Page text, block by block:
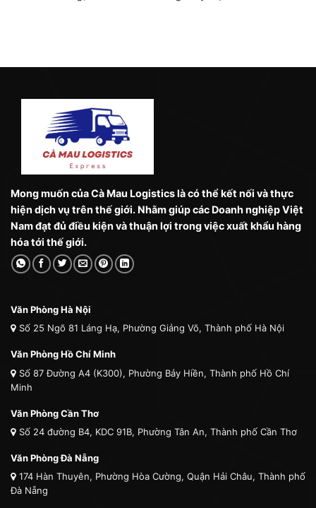
Mong muốn của Cà Mau Logistics là có thể kết nối và thực
hiện dịch vụ trên thế giới. Nhằm giúp các Doanh nghiệp Việt
Nam đạt đủ điều kiện và thuận lợi trong việc xuất khẩu hàng
hóa tới thế giới.
Văn Phòng Hà Nội
Số 25 Ngõ 81 Láng Hạ, Phường Giảng Võ, Thành phố Hà Nội
Văn Phòng Hồ Chí Minh
Số 87 Đường A4 (K300), Phường Bảy Hiền, Thành phố Hồ Chí
Minh
Văn Phòng Cần Thơ
Số 24 đường B4, KDC 91B, Phường Tân An, Thành phố Cần Thơ
Văn Phòng Đà Nẵng
174 Hàn Thuyên, Phường Hòa Cường, Quận Hải Châu, Thành phố
Đà Nẵng